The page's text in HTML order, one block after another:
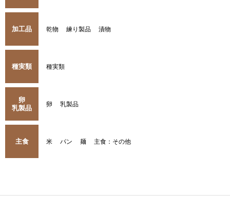
加工品 乾物 練り製品 漬物
種実類 種実類
卵
乳製品
卵 乳製品
主食 米 パン 麺 主食：その他